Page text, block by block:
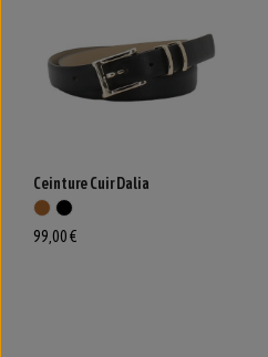
Ceinture Cuir Dalia
99,00 €